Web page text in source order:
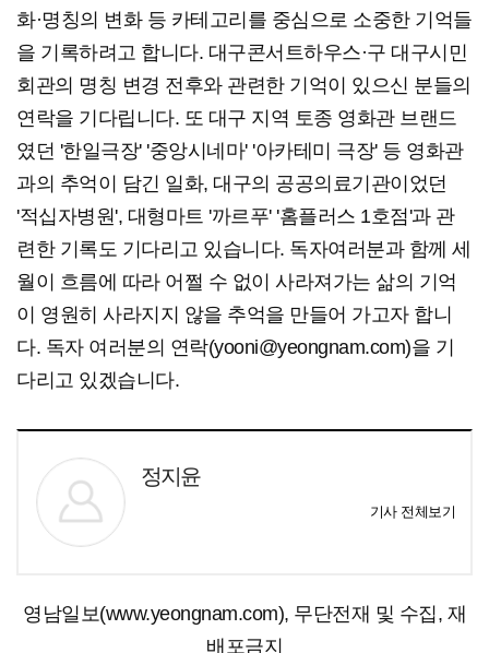
화·명칭의 변화 등 카테고리를 중심으로 소중한 기억들
을 기록하려고 합니다. 대구콘서트하우스·구 대구시민
회관의 명칭 변경 전후와 관련한 기억이 있으신 분들의
연락을 기다립니다. 또 대구 지역 토종 영화관 브랜드
였던 '한일극장' '중앙시네마' '아카테미 극장' 등 영화관
과의 추억이 담긴 일화, 대구의 공공의료기관이었던
'적십자병원', 대형마트 '까르푸' '홈플러스 1호점'과 관
련한 기록도 기다리고 있습니다. 독자여러분과 함께 세
월이 흐름에 따라 어쩔 수 없이 사라져가는 삶의 기억
이 영원히 사라지지 않을 추억을 만들어 가고자 합니
다. 독자 여러분의 연락(yooni@yeongnam.com)을 기
다리고 있겠습니다.
정지윤
기사 전체보기
영남일보(www.yeongnam.com), 무단전재 및 수집, 재
배포금지